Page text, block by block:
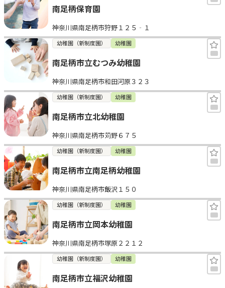
南足柄保育園
神奈川県南足柄市狩野１２５‐１
幼稚園（新制度園） 幼稚園
南足柄市立むつみ幼稚園
神奈川県南足柄市和田河原３２３
幼稚園（新制度園） 幼稚園
南足柄市立北幼稚園
神奈川県南足柄市苅野６７５
幼稚園（新制度園） 幼稚園
南足柄市立南足柄幼稚園
神奈川県南足柄市飯沢１５０
幼稚園（新制度園） 幼稚園
南足柄市立岡本幼稚園
神奈川県南足柄市塚原２２１２
幼稚園（新制度園） 幼稚園
南足柄市立福沢幼稚園